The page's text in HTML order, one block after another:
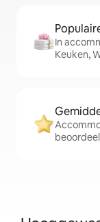
In
Keuken,